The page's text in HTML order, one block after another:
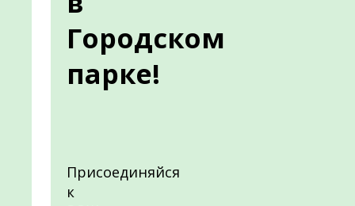
Городском
парке!
Присоединяйся
к